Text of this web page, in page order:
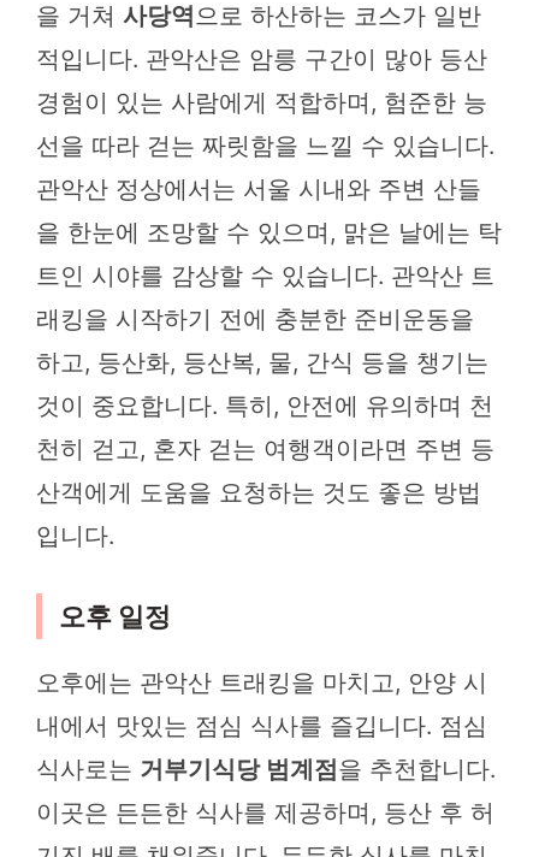
을 거쳐 사당역으로 하산하는 코스가 일반
적입니다. 관악산은 암릉 구간이 많아 등산
경험이 있는 사람에게 적합하며, 험준한 능
선을 따라 걷는 짜릿함을 느낄 수 있습니다.
관악산 정상에서는 서울 시내와 주변 산들
을 한눈에 조망할 수 있으며, 맑은 날에는 탁
트인 시야를 감상할 수 있습니다. 관악산 트
래킹을 시작하기 전에 충분한 준비운동을
하고, 등산화, 등산복, 물, 간식 등을 챙기는
것이 중요합니다. 특히, 안전에 유의하며 천
천히 걷고, 혼자 걷는 여행객이라면 주변 등
산객에게 도움을 요청하는 것도 좋은 방법
입니다.
오후 일정
오후에는 관악산 트래킹을 마치고, 안양 시
내에서 맛있는 점심 식사를 즐깁니다. 점심
식사로는 거부기식당 범계점 을 추천합니다.
이곳은 든든한 식사를 제공하며, 등산 후 허